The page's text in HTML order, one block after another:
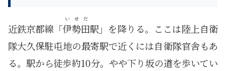
近鉄京都線「伊勢田
いせだ
駅」を降りる。ここは陸上自衛
隊大久保駐屯地の最寄駅で近くには自衛隊官舎もあ
る。駅から徒歩約10分。やや下り坂の道を歩いてい